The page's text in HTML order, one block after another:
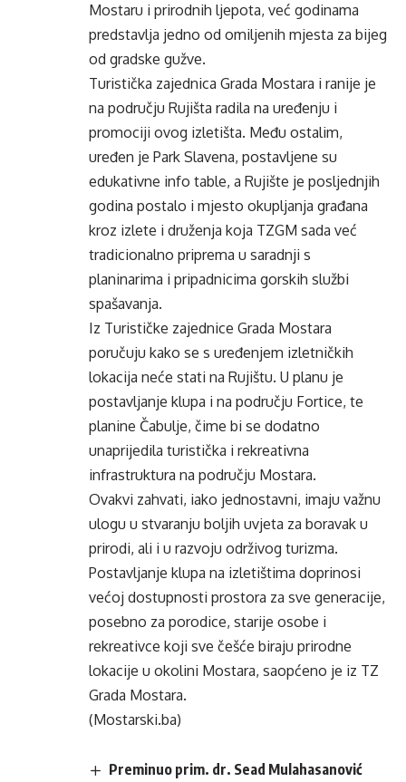
Mostaru i prirodnih ljepota, već godinama
predstavlja jedno od omiljenih mjesta za bijeg
od gradske gužve.
Turistička zajednica Grada Mostara i ranije je
na području Rujišta radila na uređenju i
promociji ovog izletišta. Među ostalim,
uređen je Park Slavena, postavljene su
edukativne info table, a Rujište je posljednjih
godina postalo i mjesto okupljanja građana
kroz izlete i druženja koja TZGM sada već
tradicionalno priprema u saradnji s
planinarima i pripadnicima gorskih službi
spašavanja.
Iz Turističke zajednice Grada Mostara
poručuju kako se s uređenjem izletničkih
lokacija neće stati na Rujištu. U planu je
postavljanje klupa i na području Fortice, te
planine Čabulje, čime bi se dodatno
unaprijedila turistička i rekreativna
infrastruktura na području Mostara.
Ovakvi zahvati, iako jednostavni, imaju važnu
ulogu u stvaranju boljih uvjeta za boravak u
prirodi, ali i u razvoju održivog turizma.
Postavljanje klupa na izletištima doprinosi
većoj dostupnosti prostora za sve generacije,
posebno za porodice, starije osobe i
rekreativce koji sve češće biraju prirodne
lokacije u okolini Mostara, saopćeno je iz TZ
Grada Mostara.
(Mostarski.ba)
Preminuo prim. dr. Sead Mulahasanović